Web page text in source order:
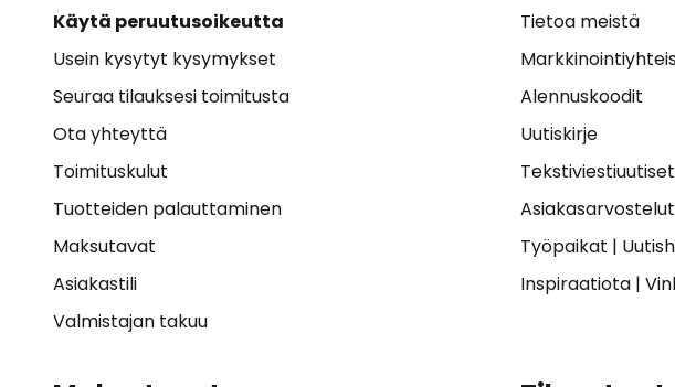
Käytä peruutusoikeutta
Usein kysytyt kysymykset
Seuraa tilauksesi toimitusta
Ota yhteyttä
Toimituskulut
Tuotteiden palauttaminen
Maksutavat
Asiakastili
Valmistajan takuu
Tietoa meistä
Alennuskoodit
Uutiskirje
Tekstiviestiuutiset
Asiakasarvostelut
Työpaikat |
Inspiraatiota|